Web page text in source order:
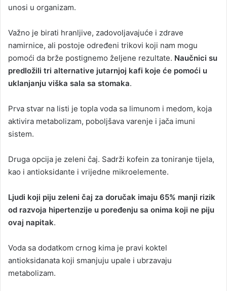
a
unosi u organizam.
Važno je birati hranljive, zadovoljavajuće i zdrave
namirnice, ali postoje određeni trikovi koji nam mogu
pomoći da brže postignemo željene rezultate. Naučnici su
predložili tri alternative jutarnjoj kafi koje će pomoći u
uklanjanju viška sala sa stomaka.
Prva stvar na listi je topla voda sa limunom i medom, koja
aktivira metabolizam, poboljšava varenje i jača imuni
sistem.
Druga opcija je zeleni čaj. Sadrži kofein za toniranje tijela,
kao i antioksidante i vrijedne mikroelemente.
Ljudi koji piju zeleni čaj za doručak imaju 65% manji rizik
od razvoja hipertenzije u poređenju sa onima koji ne piju
ovaj napitak.
Voda sa dodatkom crnog kima je pravi koktel
antioksidanata koji smanjuju upale i ubrzavaju
metabolizam.